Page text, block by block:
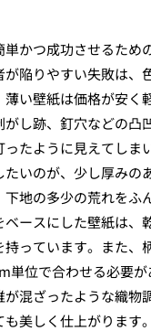
かつ成功させるため
が陥りやすい失敗は
薄い壁紙は価格が安
がし跡、釘穴などの凸
ったように見えてしま
たいのが、少し厚みの
下地の多少の荒れをふ
ベースにした壁紙は、
持っています。また
単位で合わせる必要
混ざったような織物
美しく仕上がります